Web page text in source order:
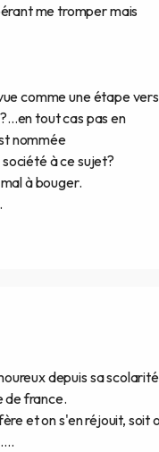
me tromper mais
comme une étape
tout cas pas en
nommée
à ce sujet?
à bouger.
depuis sa
de france.
et on s'en réjouit, soit